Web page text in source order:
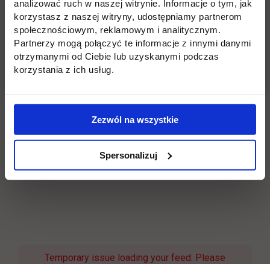
analizować ruch w naszej witrynie. Informacje o tym, jak
korzystasz z naszej witryny, udostępniamy partnerom
społecznościowym, reklamowym i analitycznym.
Partnerzy mogą połączyć te informacje z innymi danymi
otrzymanymi od Ciebie lub uzyskanymi podczas
korzystania z ich usług.
Zezwól na wszystkie
Spersonalizuj
Temporary issue loading your feed. Please